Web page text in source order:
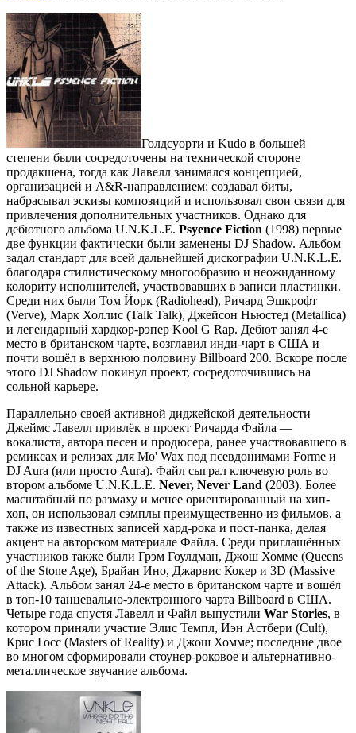
Голдсуорти и Kudo в большей
степени были сосредоточены на технической стороне
продакшена, тогда как Лавелл занимался концепцией,
организацией и A&R-направлением: создавал биты,
набрасывал эскизы композиций и использовал свои связи для
привлечения дополнительных участников. Однако для
дебютного альбома U.N.K.L.E. Psyence Fiction (1998) первые
две функции фактически были заменены DJ Shadow. Альбом
задал стандарт для всей дальнейшей дискографии U.N.K.L.E.
благодаря стилистическому многообразию и неожиданному
колориту исполнителей, участвовавших в записи пластинки.
Среди них были Том Йорк (Radiohead), Ричард Эшкрофт
(Verve), Марк Холлис (Talk Talk), Джейсон Ньюстед (Metallica)
и легендарный хардкор-рэпер Kool G Rap. Дебют занял 4-е
место в британском чарте, возглавил инди-чарт в США и
почти вошёл в верхнюю половину Billboard 200. Вскоре после
этого DJ Shadow покинул проект, сосредоточившись на
сольной карьере.
Параллельно своей активной диджейской деятельности
Джеймс Лавелл привлёк в проект Ричарда Файла —
вокалиста, автора песен и продюсера, ранее участвовавшего в
ремиксах и релизах для Mo' Wax под псевдонимами Forme и
DJ Aura (или просто Aura). Файл сыграл ключевую роль во
втором альбоме U.N.K.L.E. Never, Never Land (2003). Более
масштабный по размаху и менее ориентированный на хип-
хоп, он использовал сэмплы преимущественно из фильмов, а
также из известных записей хард-рока и пост-панка, делая
акцент на авторском материале Файла. Среди приглашённых
участников также были Грэм Гоулдман, Джош Хомме (Queens
of the Stone Age), Брайан Ино, Джарвис Кокер и 3D (Massive
Attack). Альбом занял 24-е место в британском чарте и вошёл
в топ-10 танцевально-электронного чарта Billboard в США.
Четыре года спустя Лавелл и Файл выпустили War Stories, в
котором приняли участие Элис Темпл, Иэн Астбери (Cult),
Крис Госс (Masters of Reality) и Джош Хомме; последние двое
во многом сформировали стоунер-роковое и альтернативно-
металлическое звучание альбома.